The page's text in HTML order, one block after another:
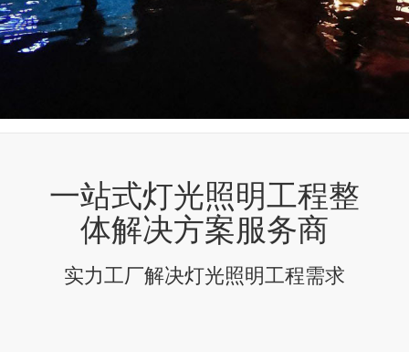
一站式灯光照明工程整
体解决方案服务商
实力工厂解决灯光照明工程需求